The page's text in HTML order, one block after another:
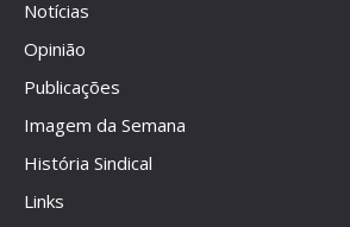
Notícias
Opinião
Publicações
Imagem da Semana
História Sindical
Links